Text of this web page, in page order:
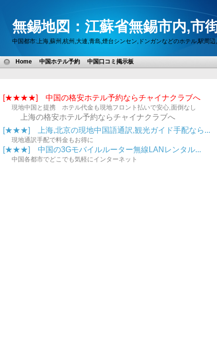
無錫地図：江蘇省無錫市内,市
中国都市:上海,蘇州,杭州,大連,青島,煙台シンセン,ドンガンなどのホテル,駅周
Home 中国ホテル予約 中国口コミ掲示板
[★★★★] 中国の格安ホテル予約ならチャイナクラブへ
現地中国と提携 ホテル代金も現地フロント払いで安心,面倒なし
上海の格安ホテル予約ならチャイナクラブへ
[★★★] 上海,北京の現地中国語通訳,観光ガイド手配なら...
現地通訳手配で料金もお得に
[★★★] 中国の3Gモバイルルーター無線LANレンタル...
中国各都市でどこでも気軽にインターネット